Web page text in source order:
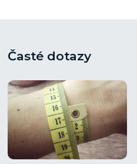
Časté dotazy